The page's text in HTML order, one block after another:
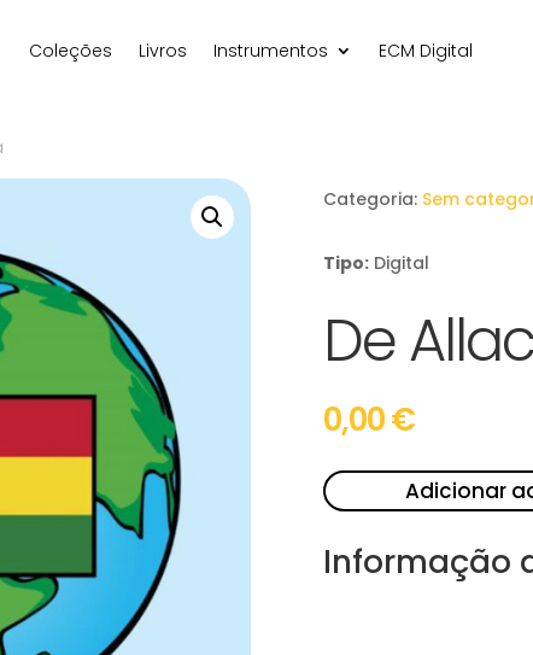
Coleções Livros Instrumentos ECM Digital
Categoria: Sem
Tipo: Digital
De
0,00€
Adicionar
Informação